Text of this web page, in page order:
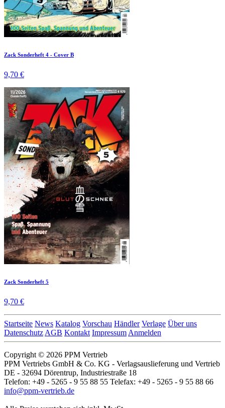
Zack Sonderheft 4 - Cover B
9,70 €
Zack Sonderheft 5
9,70 €
Startseite News Katalog Vorschau Händler Verlage Über uns
Datenschutz AGB Kontakt Impressum Anmelden
Copyright © 2026 PPM Vertrieb
PPM Vertriebs GmbH & Co. KG - Verlagsauslieferung und Vertrieb
DE - 32694 Dörentrup, Industriestraße 18
Telefon: +49 - 5265 - 9 55 88 55 Telefax: +49 - 5265 - 9 55 88 66
info@ppm-vertrieb.de